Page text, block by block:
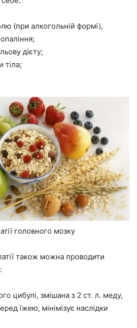
(при алкогольній формі),
дієту;
тіла;
головного мозку
також можна проводити
цибулі, змішана з 2 ст. л. меду,
їжею, мінімізує наслідки